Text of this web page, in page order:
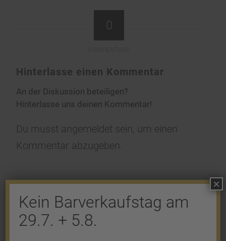
0
Hinterlasse einen Kommentar
An der Diskussion beteiligen?
Hinterlasse uns deinen Kommentar!
Du musst angemeldet sein, um einen
Kommentar abzugeben.
Shop
Kein Barverkaufstag am
29.7. + 5.8.
×